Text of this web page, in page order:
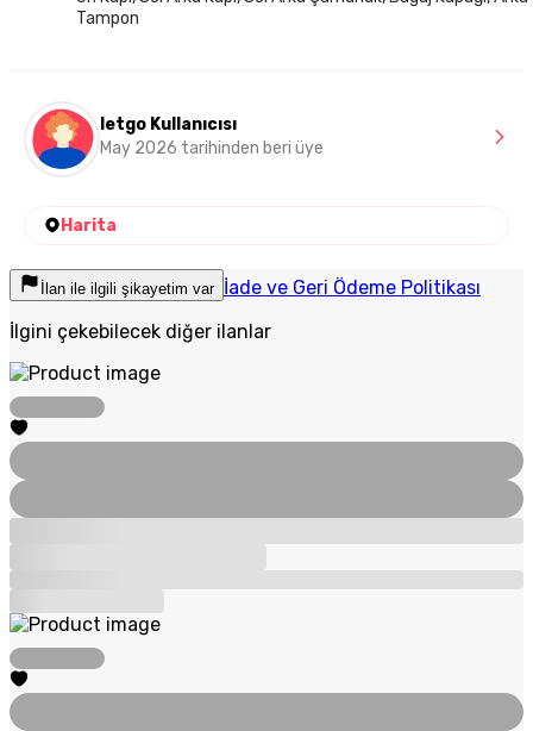
Tampon
letgo Kullanıcısı
May 2026 tarihinden beri üye
Harita
İlan ile ilgili şikayetim var İade ve Geri Ödeme Politikası
İlgini çekebilecek diğer ilanlar